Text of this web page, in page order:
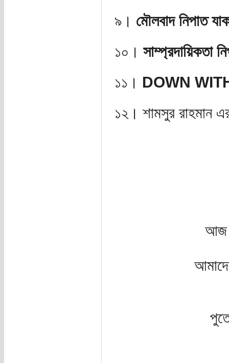
৯। মৌলবাদ নিপাত
১০। সাম্প্রদায়িকতা
১১। DOWN
১২। শামসুর রাহমান
আজ